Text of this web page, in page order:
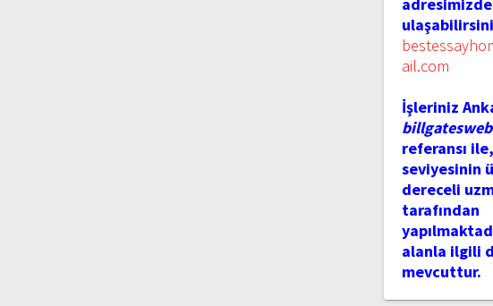
ail.com
İşleriniz
referansı
seviyesinin
dereceli
tarafından
alanla ilgili
mevcuttur.